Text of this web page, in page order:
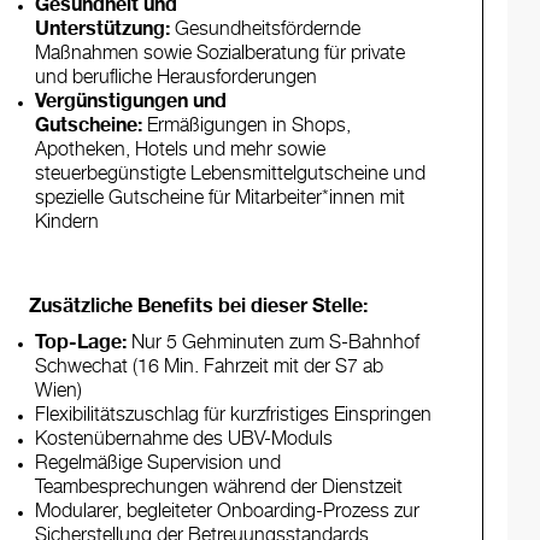
Gesundheit und
Unterstützung: Gesundheitsfördernde
Maßnahmen sowie Sozialberatung für private
und berufliche Herausforderungen
Vergünstigungen und
Gutscheine: Ermäßigungen in Shops,
Apotheken, Hotels und mehr sowie
steuerbegünstigte Lebensmittelgutscheine und
spezielle Gutscheine für Mitarbeiter*innen mit
Kindern
Zusätzliche Benefits bei dieser Stelle:
Top-Lage: Nur 5 Gehminuten zum S-Bahnhof
Schwechat (16 Min. Fahrzeit mit der S7 ab
Wien)
Flexibilitätszuschlag für kurzfristiges Einspringen
Kostenübernahme des UBV-Moduls
Regelmäßige Supervision und
Teambesprechungen während der Dienstzeit
Modularer, begleiteter Onboarding-Prozess zur